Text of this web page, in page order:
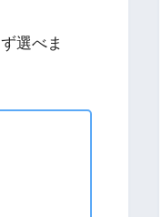
選べま